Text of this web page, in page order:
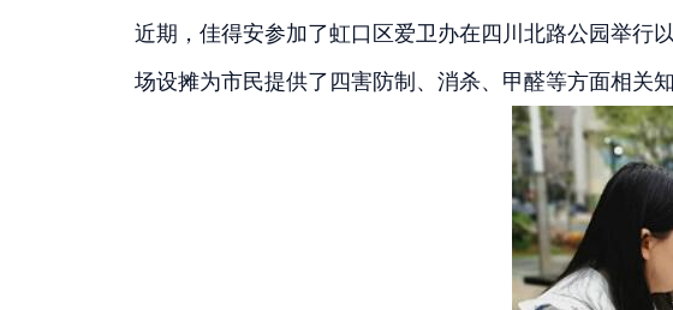
近期，佳得安参加了虹口区爱卫办在四川北路公园举行
场设摊为市民提供了四害防制、消杀、甲醛等方面相关知